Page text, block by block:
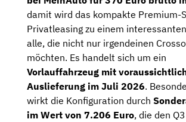
damit wird das kompakte Premium-
Privatleasing zu einem
alle, die nicht nur irgendeinen
möchten. Es handelt sich um ein
Vorlauffahrzeug mit
Auslieferung im Juli 2026.
wirkt die Konfiguration durch
im Wert von 7.206 Euro, die den